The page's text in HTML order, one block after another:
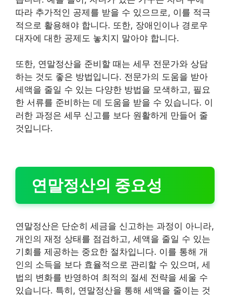
따라 추가적인 공제를 받을 수 있으므로, 이를 적극
적으로 활용해야 합니다. 또한, 장애인이나 경로우
대자에 대한 공제도 놓치지 말아야 합니다.
또한, 연말정산을 준비할 때는 세무 전문가와 상담
하는 것도 좋은 방법입니다. 전문가의 도움을 받아
세액을 줄일 수 있는 다양한 방법을 모색하고, 필요
한 서류를 준비하는 데 도움을 받을 수 있습니다. 이
러한 과정은 세무 신고를 보다 원활하게 만들어 줄
것입니다.
연말정산의 중요성
연말정산은 단순히 세금을 신고하는 과정이 아니라,
개인의 재정 상태를 점검하고, 세액을 줄일 수 있는
기회를 제공하는 중요한 절차입니다. 이를 통해 개
인의 소득을 보다 효율적으로 관리할 수 있으며, 세
법의 변화를 반영하여 최적의 절세 전략을 세울 수
있습니다. 특히, 연말정산을 통해 세액을 줄이는 것